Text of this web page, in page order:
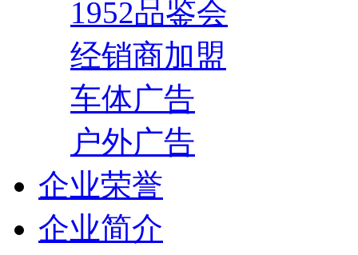
1952品鉴会
经销商加盟
车体广告
户外广告
企业荣誉
企业简介